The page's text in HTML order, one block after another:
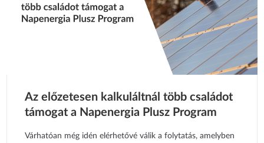
Az előzetesen kalkuláltnál több családot
támogat a Napenergia Plusz Program
Várhatóan még idén elérhetővé válik a folytatás, amelyben